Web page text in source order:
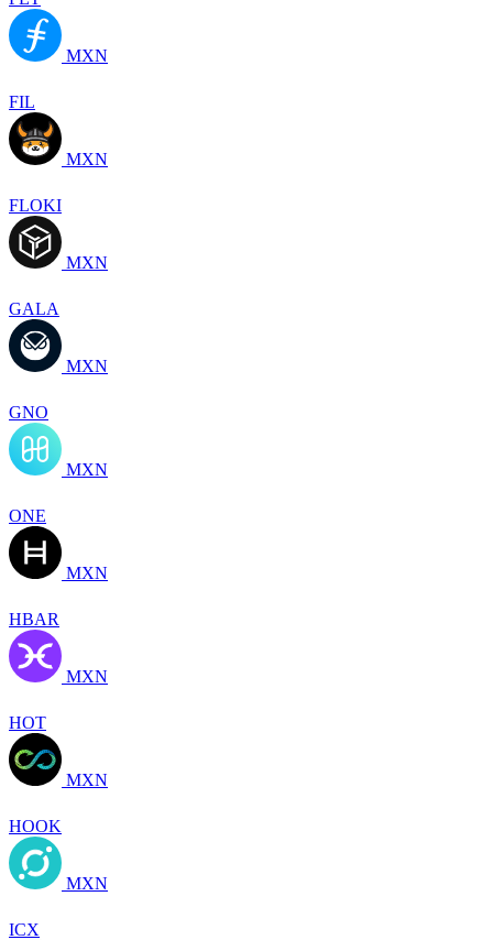
MXN
FIL
MXN
FLOKI
MXN
GALA
MXN
GNO
MXN
ONE
MXN
HBAR
MXN
HOT
MXN
HOOK
MXN
ICX